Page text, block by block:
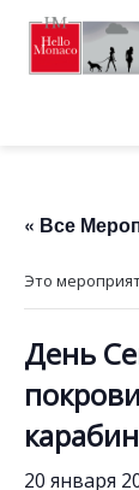
« Все
Это
День
20 января